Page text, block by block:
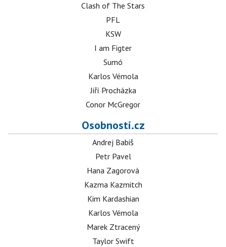
Clash of The Stars
PFL
KSW
I am Figter
Sumó
Karlos Vémola
Jiří Procházka
Conor McGregor
Osobnosti.cz
Andrej Babiš
Petr Pavel
Hana Zagorová
Kazma Kazmitch
Kim Kardashian
Karlos Vémola
Marek Ztracený
Taylor Swift